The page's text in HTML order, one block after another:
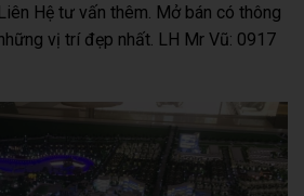
Hệ tư vấn thêm. Mở bán có thông
vị trí đẹp nhất. LH Mr Vũ: 0917